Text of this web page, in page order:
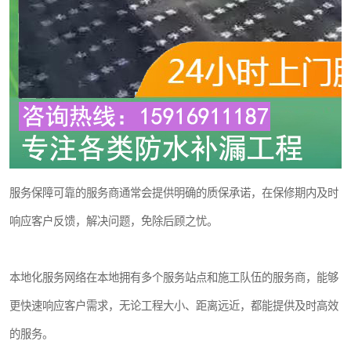
服务保障可靠的服务商通常会提供明确的质保承诺，在保修期内及时
响应客户反馈，解决问题，免除后顾之忧。
本地化服务网络在本地拥有多个服务站点和施工队伍的服务商，能够
更快速响应客户需求，无论工程大小、距离远近，都能提供及时高效
的服务。